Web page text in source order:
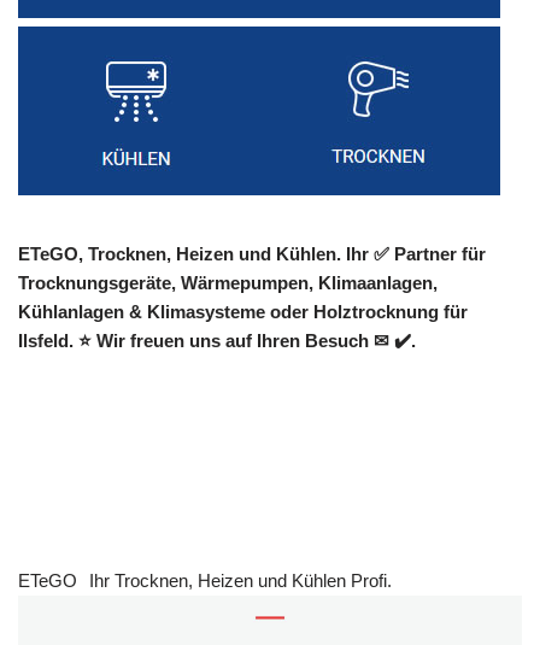
ETeGO, Trocknen, Heizen und Kühlen. Ihr ✅ Partner für
Trocknungsgeräte, Wärmepumpen, Klimaanlagen,
Kühlanlagen & Klimasysteme oder Holztrocknung für
Ilsfeld. ⭐ Wir freuen uns auf Ihren Besuch ✉ ✔️.
ETeGO Ihr Trocknen, Heizen und Kühlen Profi.